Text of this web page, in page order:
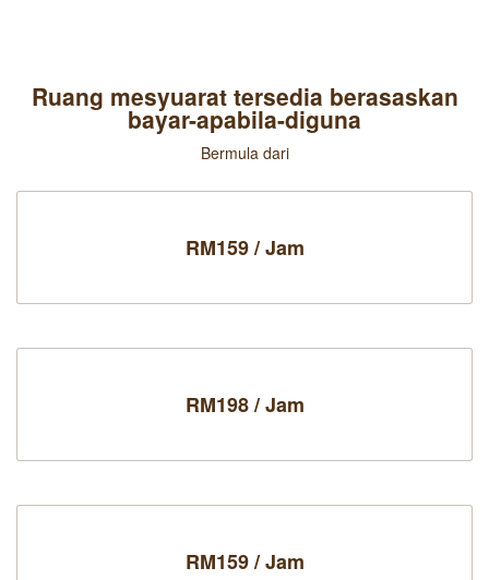
Ruang mesyuarat tersedia berasaskan
bayar-apabila-diguna
Bermula dari
RM159 / Jam
RM198 / Jam
RM159 / Jam